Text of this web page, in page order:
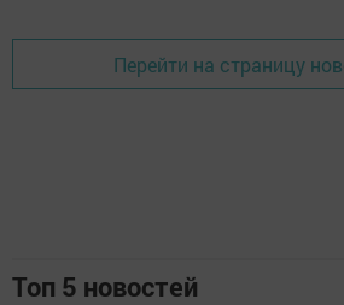
Перейти на страницу
Топ 5 новостей